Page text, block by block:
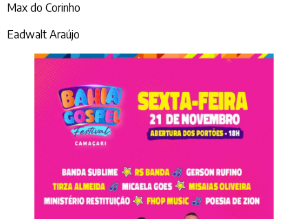
Max do Corinho
Eadwalt Araújo